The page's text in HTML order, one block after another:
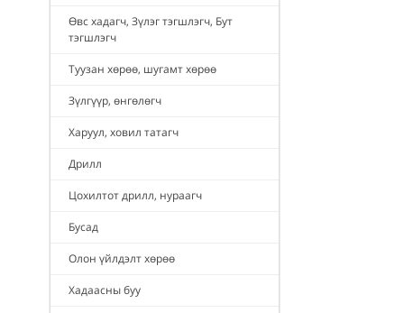
Өвс хадагч, Зүлэг тэгшлэгч, Бут
тэгшлэгч
Туузан хөрөө, шугамт хөрөө
Зүлгүүр, өнгөлөгч
Харуул, ховил татагч
Дрилл
Цохилтот дрилл, нураагч
Бусад
Олон үйлдэлт хөрөө
Хадаасны буу